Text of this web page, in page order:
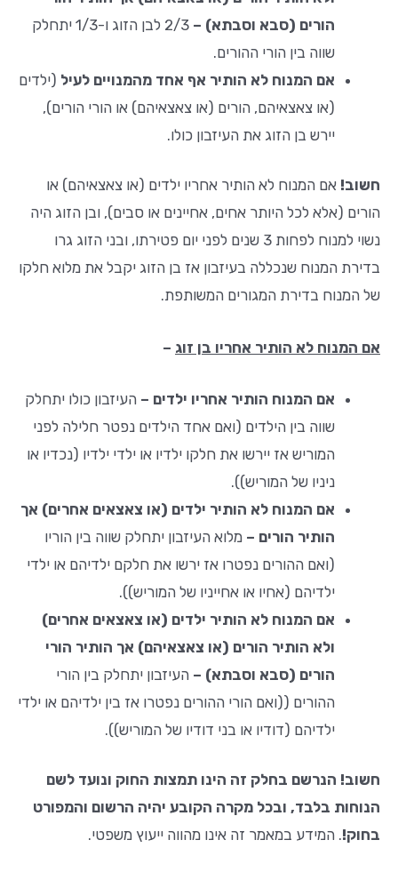
הורים (סבא וסבתא) –
2/3 לבן הזוג ו-1/3 יתחלק
שווה בין הורי ההורים.
אם המנוח לא הותיר אף אחד מהמנויים לעיל (ילדים
(או צאצאיהם, הורים (או צאצאיהם) או הורי הורים),
יירש בן הזוג את העיזבון כולו.
חשוב! אם המנוח לא הותיר אחריו ילדים (או צאצאיהם) או
הורים (אלא לכל היותר אחים, אחיינים או סבים), ובן הזוג היה
נשוי למנוח לפחות 3 שנים לפני יום פטירתו, ובני הזוג גרו
בדירת המנוח שנכללה בעיזבון אז בן הזוג יקבל את מלוא חלקו
של המנוח בדירת המגורים המשותפת.
אם המנוח לא הותיר אחריו בן זוג –
אם המנוח הותיר אחריו ילדים – העיזבון כולו יתחלק
שווה בין הילדים (ואם אחד הילדים נפטר חלילה לפני
המוריש אז יירשו את חלקו ילדיו או ילדי ילדיו (נכדיו או
ניניו של המוריש)).
אם המנוח לא הותיר ילדים (או צאצאים אחרים) אך
הותיר הורים – מלוא העיזבון יתחלק שווה בין הוריו
(ואם ההורים נפטרו אז ירשו את חלקם ילדיהם או ילדי
ילדיהם (אחיו או אחייניו של המוריש)).
אם המנוח לא הותיר ילדים (או צאצאים אחרים)
ולא הותיר הורים (או צאצאיהם) אך הותיר הורי
הורים (סבא וסבתא) – העיזבון יתחלק בין הורי
ההורים ((ואם הורי ההורים נפטרו אז בין ילדיהם או ילדי
ילדיהם (דודיו או בני דודיו של המוריש)).
חשוב! הנרשם בחלק זה הינו תמצות החוק ונועד לשם
הנוחות בלבד, ובכל מקרה הקובע יהיה הרשום והמפורט
בחוק!. המידע במאמר זה אינו מהווה ייעוץ משפטי.